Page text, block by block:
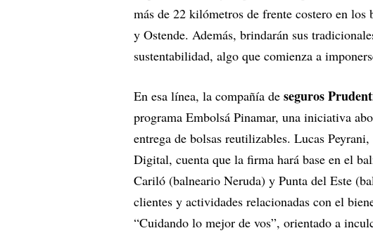
más de 22 kilómetros de frente costero en
y Ostende. Además, brindarán sus
sustentabilidad, algo que comienza a
En esa línea, la compañía de seguros
programa Embolsá Pinamar, una iniciativa
entrega de bolsas reutilizables. Lucas
Digital, cuenta que la firma hará base en el
Cariló (balneario Neruda) y Punta del Este
clientes y actividades relacionadas con el
“Cuidando lo mejor de vos”, orientado a